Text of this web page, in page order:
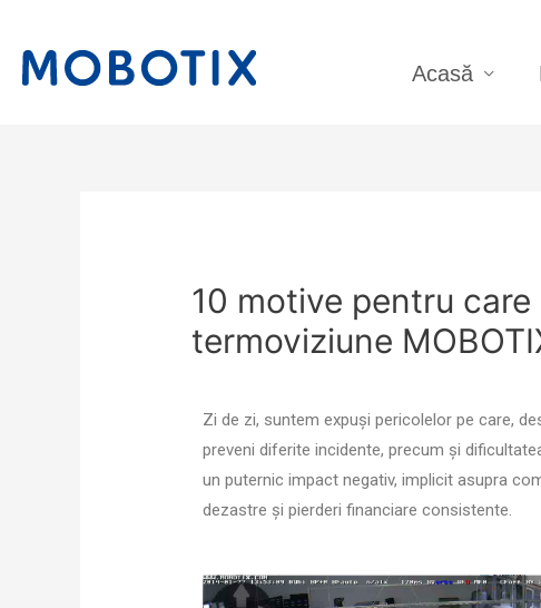
Acasă
10 motive pentru
termoviziune
Zi de zi, suntem expuși pericolelor pe care,
preveni diferite incidente, precum și
un puternic impact negativ, implicit asupra
dezastre și pierderi financiare consistente.